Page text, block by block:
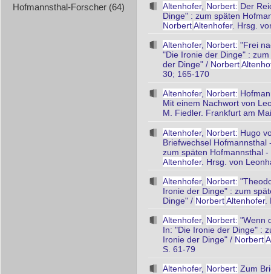
Hofmannsthal-Forscher (64)
Altenhofer, Norbert: Der
Dinge" : zum späten
NorbertAltenhofer. Hrsg.
Altenhofer, Norbert: "Frei
"Die Ironie der Dinge" :
der Dinge" / Norbert
30; 165-170
Altenhofer, Norbert:
Mit einem Nachwort von
M. Fiedler. Frankfurt am
Altenhofer, Norbert: Hugo
Briefwechsel
zum späten Hofmannsthal
Altenhofer. Hrsg. von
Altenhofer, Norbert:
Ironie der Dinge" : zum
Dinge" / NorbertAltenhofer.
Altenhofer, Norbert: "Wenn
In: "Die Ironie der Dinge" :
Ironie der Dinge" / Norbert
S. 61-79
Altenhofer, Norbert: Zum